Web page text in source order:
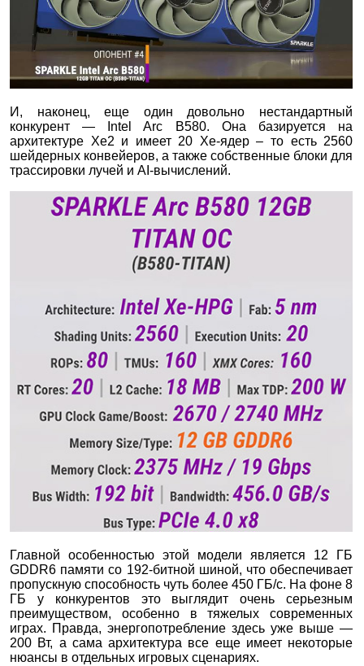
И, наконец, еще один довольно нестандартный
конкурент — Intel Arc B580. Она базируется на
архитектуре Xe2 и имеет 20 Xe-ядер – то есть 2560
шейдерных конвейеров, а также собственные блоки для
трассировки лучей и AI-вычислений.
Главной особенностью этой модели является 12 ГБ
GDDR6 памяти со 192-битной шиной, что обеспечивает
пропускную способность чуть более 450 ГБ/с. На фоне 8
ГБ у конкурентов это выглядит очень серьезным
преимуществом, особенно в тяжелых современных
играх. Правда, энергопотребление здесь уже выше —
200 Вт, а сама архитектура все еще имеет некоторые
нюансы в отдельных игровых сценариях.